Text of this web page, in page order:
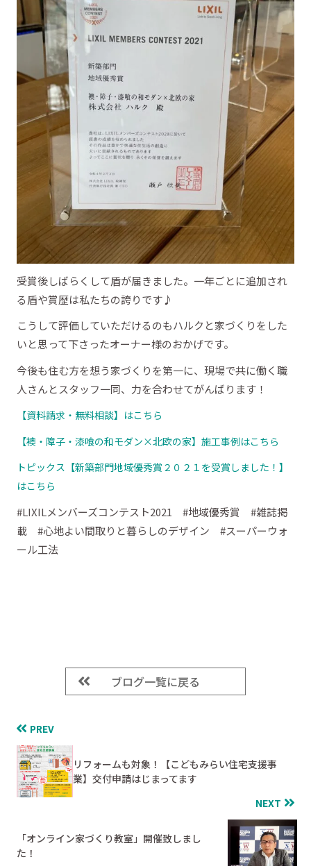
受賞後しばらくして盾が届きました。一年ごとに追加され
る盾や賞歴は私たちの誇りです♪
こうして評価していただけるのもハルクと家づくりをした
いと思って下さったオーナー様のおかげです。
今後も住む方を想う家づくりを第一に、現場で共に働く職
人さんとスタッフ一同、力を合わせてがんばります！
【資料請求・無料相談】はこちら
【襖・障子・漆喰の和モダン×北欧の家】施工事例はこちら
トピックス【新築部門地域優秀賞２０２１を受賞しました！】
はこちら
#LIXILメンバーズコンテスト2021 #地域優秀賞 #雑誌掲
載 #心地よい間取りと暮らしのデザイン #スーパーウォ
ール工法
ブログ一覧に戻る
PREV
リフォームも対象！【こどもみらい住宅支援事
業】交付申請はじまってます
NEXT
「オンライン家づくり教室」開催致しまし
た！